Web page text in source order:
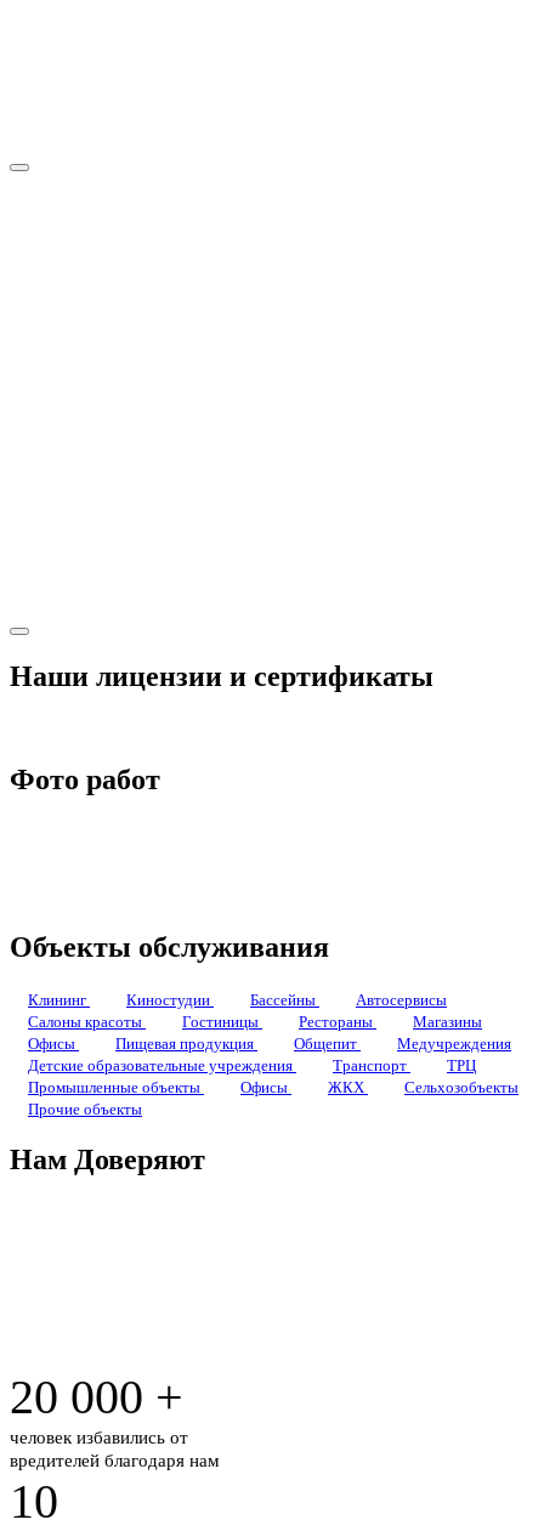
Наши лицензии и сертификаты
Фото работ
Объекты обслуживания
Клининг Киностудии Бассейны
Автосервисы
Салоны красоты
Гостиницы Рестораны
Магазины
Офисы
Пищевая продукция Общепит
Медучреждения
Детские образовательные учреждения
Транспорт
ТРЦ
Промышленные объекты
Офисы ЖКХ
Сельхозобъекты
Прочие объекты
Нам Доверяют
20 000 +
человек избавились от
вредителей благодаря нам
10